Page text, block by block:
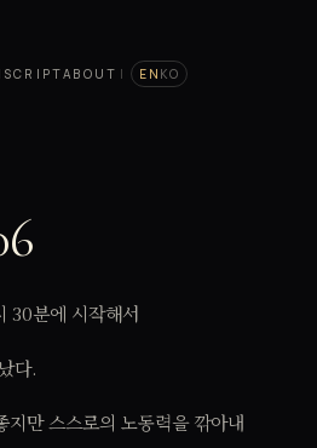
SCRIPTABOUT | EN KO
30분에 시작해서
다.
지만 스스로의 노동력을 깎아내